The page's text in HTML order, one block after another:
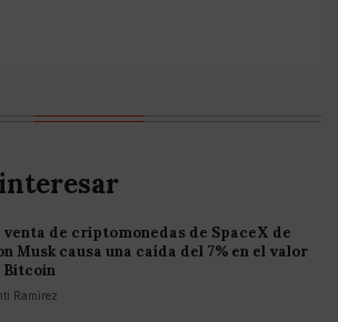
venta de criptomonedas de SpaceX de
Musk causa una caída del 7% en el valor
Bitcoin
Ramirez